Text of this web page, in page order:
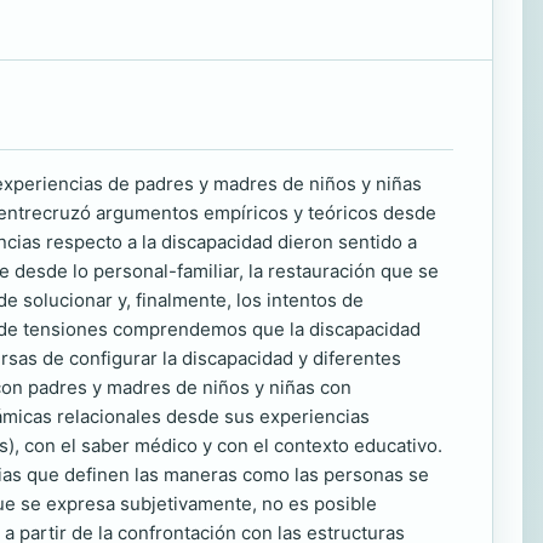
de padres y madres de niños y niñas
argumentos empíricos y teóricos desde
respecto a la discapacidad dieron sentido a
desde lo personal-familiar, la restauración que se
solucionar y, finalmente, los intentos de
tensiones comprendemos que la discapacidad
de configurar la discapacidad y diferentes
padres y madres de niños y niñas con
relacionales desde sus experiencias
con el saber médico y con el contexto educativo.
que definen las maneras como las personas se
se expresa subjetivamente, no es posible
partir de la confrontación con las estructuras